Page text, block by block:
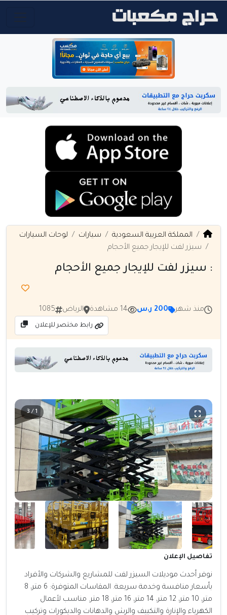
المملكة العربية السعودية سيارات
لوحات السيارات
سيزر لفت للإيجار جميع الأحجام
: سيزر لفت للإيجار جميع الأحجام
منذ شهر 200 ر.س 14 مشاهدة الرياض 1085
رابط مختصر للإعلان
1 / 3
تفاصيل الإعلان
نوفر أحدث موديلات السيزر لفت للمشاريع والشركات والأفراد
بأسعار منافسة وخدمة سريعة. المقاسات المتوفرة: 6 متر، 8
متر، 10 متر، 12 متر، 14 متر، 16 متر، 18 متر. مناسب لأعمال
الكهرباء والإنارة والتكييف والرش والدهانات والديكورات وتركيب